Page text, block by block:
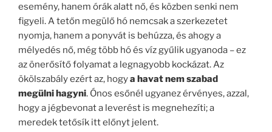
esemény, hanem órák alatt nő, és közben senki nem
figyeli. A tetőn megülő hó nemcsak a szerkezetet
nyomja, hanem a ponyvát is behúzza, és ahogy a
mélyedés nő, még több hó és víz gyűlik ugyanoda – ez
az önerősítő folyamat a legnagyobb kockázat. Az
ökölszabály ezért az, hogya havat nem szabad
megülni hagyni. Ónos esőnél ugyanez érvényes, azzal,
hogy a jégbevonat a leverést is megnehezíti; a
meredek tetősík itt előnyt jelent.